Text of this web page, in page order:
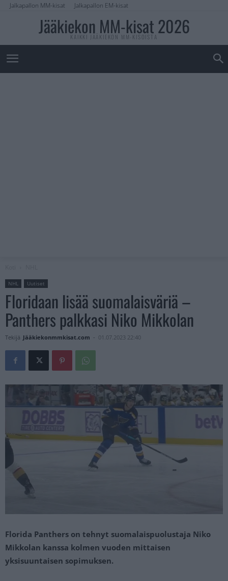
Jalkapallon MM-kisat Jalkapallon EM-kisat
Jääkiekon MM-kisat 2026
KAIKKI JÄÄKIEKON MM-KISOISTA
NHL Uutiset
Floridaan lisää suomalaisväriä –
Panthers palkkasi Niko Mikkolan
Tekijä Jääkiekonmmkisat.com - 01.07.2023 22:40
Florida Panthers on tehnyt suomalaispuolustaja Niko
Mikkolan kanssa kolmen vuoden mittaisen
yksisuuntaisen sopimuksen.